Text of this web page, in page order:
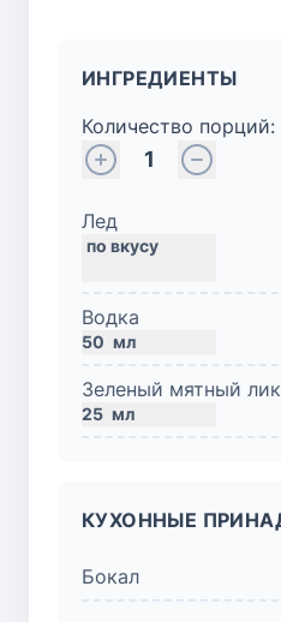
ИНГРЕДИЕНТЫ
Количество порций:
1
Лед
Водка
50 мл
Зеленый мятный
25 мл
КУХОННЫЕ
Бокал